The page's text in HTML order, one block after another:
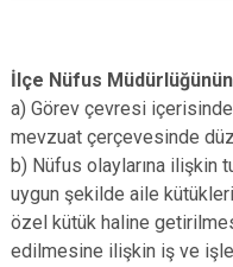
Hendek
Karapürçek
Karasu
Kaynarca
Kocaali
İlçe Nüfus
a) Görev çevresi
mevzuat çerçevesinde
b) Nüfus olaylarına ilişkin
uygun şekilde aile
özel kütük haline
edilmesine ilişkin iş ve